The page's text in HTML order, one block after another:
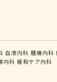
血液内科 腫瘍内科
内科 緩和ケア内科